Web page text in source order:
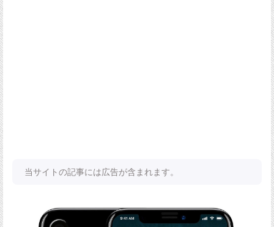
当サイトの記事には広告が含まれます。